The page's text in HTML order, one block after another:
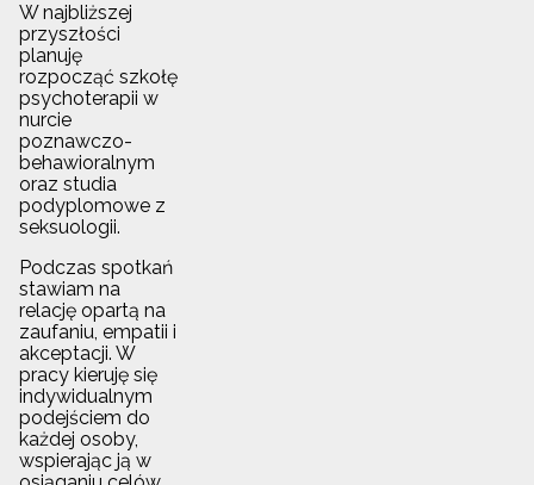
W najbliższej
przyszłości
planuję
rozpocząć szkołę
psychoterapii w
nurcie
poznawczo-
behawioralnym
oraz studia
podyplomowe z
seksuologii.
Podczas spotkań
stawiam na
relację opartą na
zaufaniu, empatii i
akceptacji. W
pracy kieruję się
indywidualnym
podejściem do
każdej osoby,
wspierając ją w